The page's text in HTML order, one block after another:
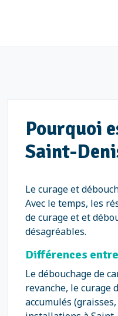
Pourquoi
Saint-
Le curage et
Avec le temps, les
de curage et et
désagréables.
Différences
Le débouchage de
revanche, le curage
accumulés